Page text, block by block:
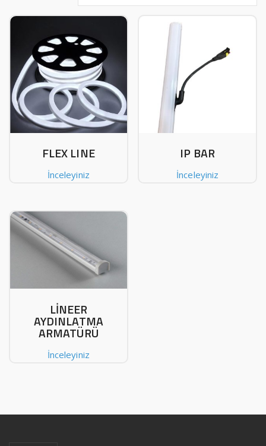
FLEX LINE
İnceleyiniz
IP BAR
İnceleyiniz
LİNEER
AYDINLATMA
ARMATÜRÜ
İnceleyiniz